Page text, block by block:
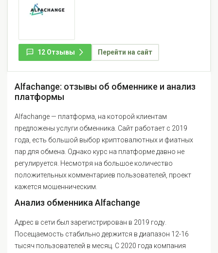
12 Отзывы Перейти на сайт
Alfachange: отзывы об обменнике и анализ
платформы
Alfachange — платформа, на которой клиентам
предложены услуги обменника. Сайт работает с 2019
года, есть большой выбор криптовалютных и фиатных
пар для обмена. Однако курс на платформе давно не
регулируется. Несмотря на большое количество
положительных комментариев пользователей, проект
кажется мошенническим.
Анализ обменника Alfachange
Адрес в сети был зарегистрирован в 2019 году.
Посещаемость стабильно держится в диапазон 12-16
тысяч пользователей в месяц. С 2020 года компания